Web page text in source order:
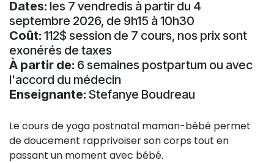
Dates: les 7 vendredis à partir du 4
septembre 2026, de 9h15 à 10h30
Coût: 112$ session de 7 cours, nos prix sont
exonérés de taxes
À partir de: 6 semaines postpartum ou avec
l'accord du médecin
Enseignante: Stefanye Boudreau
Le cours de yoga postnatal maman-bébé permet
de doucement rapprivoiser son corps tout en
passant un moment avec bébé.